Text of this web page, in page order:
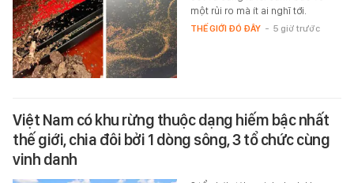
một rủi ro mà ít ai nghĩ tới.
THẾ GIỚI ĐÓ ĐÂY - 5 giờ trước
Việt Nam có khu rừng thuộc dạng hiếm bậc nhất
thế giới, chia đôi bởi 1 dòng sông, 3 tổ chức cùng
vinh danh